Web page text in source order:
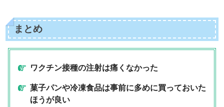
まとめ
ワクチン接種の注射は痛くなかった
菓子パンや冷凍食品は事前に多めに買っておいた
ほうが良い